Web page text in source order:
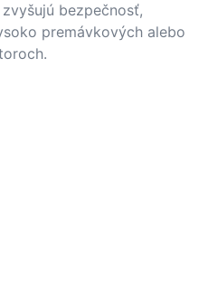
bezpečnosť,
premávkových alebo